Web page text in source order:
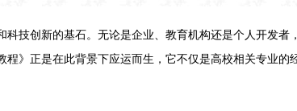
技创新的基石。无论是企业、教育机构还是个人开发
》正是在此背景下应运而生，它不仅是高校相关专业的